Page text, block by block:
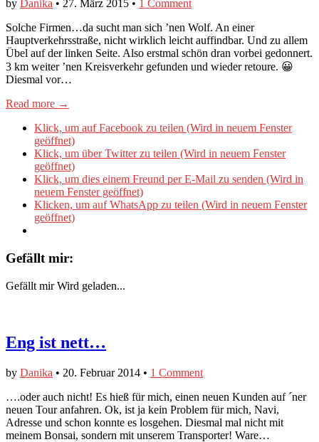
by Danika • 27. März 2015 • 1 Comment
Solche Firmen…da sucht man sich ’nen Wolf. An einer
Hauptverkehrsstraße, nicht wirklich leicht auffindbar. Und zu allem
Übel auf der linken Seite. Also erstmal schön dran vorbei gedonnert.
3 km weiter ’nen Kreisverkehr gefunden und wieder retoure. 😀
Diesmal vor…
Read more →
Klick, um auf Facebook zu teilen (Wird in neuem Fenster
geöffnet)
Klick, um über Twitter zu teilen (Wird in neuem Fenster
geöffnet)
Klick, um dies einem Freund per E-Mail zu senden (Wird in
neuem Fenster geöffnet)
Klicken, um auf WhatsApp zu teilen (Wird in neuem Fenster
geöffnet)
Gefällt mir:
Gefällt mir Wird geladen...
Eng ist nett…
by Danika • 20. Februar 2014 • 1 Comment
….oder auch nicht! Es hieß für mich, einen neuen Kunden auf ´ner
neuen Tour anfahren. Ok, ist ja kein Problem für mich, Navi,
Adresse und schon konnte es losgehen. Diesmal mal nicht mit
meinem Bonsai, sondern mit unserem Transporter! Ware…